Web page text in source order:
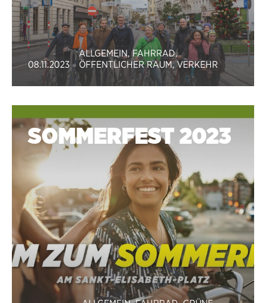
08.11.2023
ALLGEMEIN,FAHRRAD,
ÖFFENTLICHER RAUM,VERKEHR
SOMMERFEST 2023